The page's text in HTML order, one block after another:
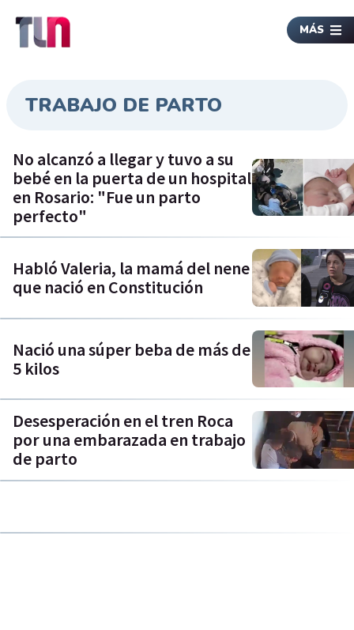
MÁS
TRABAJO DE PARTO
No alcanzó a llegar y tuvo a su
bebé en la puerta de un hospital
en Rosario: "Fue un parto
perfecto"
Habló Valeria, la mamá del nene
que nació en Constitución
Nació una súper beba de más de
5 kilos
Desesperación en el tren Roca
por una embarazada en trabajo
de parto